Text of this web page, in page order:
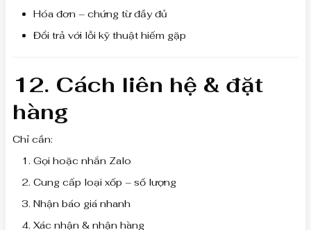
Hóa đơn – chứng từ đầy đủ
Đổi trả với lỗi kỹ thuật hiếm gặp
12. Cách liên hệ & đặt
hàng
Chỉ cần:
Gọi hoặc nhắn Zalo
Cung cấp loại xốp – số lượng
Nhận báo giá nhanh
Xác nhận & nhận hàng